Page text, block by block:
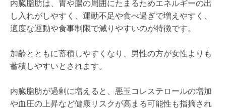
内臓脂肪は、胃や腸の周囲にたまるためエネルギーの出
し入れがしやすく、運動不足や食べ過ぎで増えやすく、
適度な運動や食事制限で減りやすいのが特徴です。
加齢とともに蓄積しやすくなり、男性の方が女性よりも
蓄積しやすいとされます。
内臓脂肪が過剰に増えると、悪玉コレステロールの増加
や血圧の上昇など健康リスクが高まる可能性も指摘され